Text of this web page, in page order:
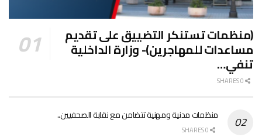
(منظمات تستنكر التضييق على تقديم
مساعدات للمهاجرين)- وزارة الداخلية
تنفي…
منظمات مدنية ومهنية تتضامن مع نقابة الصحفيين..